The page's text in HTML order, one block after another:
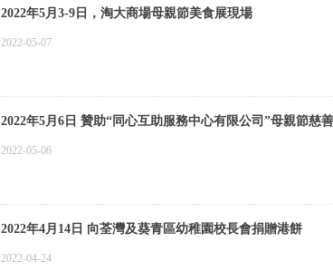
2022年5月3-9日，淘大商場母親節美食展現場
2022-05-07
2022年5月6日 贊助“同心互助服務中心有限公司”母親節慈
2022-05-06
2022年4月14日 向荃灣及葵青區幼稚園校長會捐贈港餅
2022-04-24